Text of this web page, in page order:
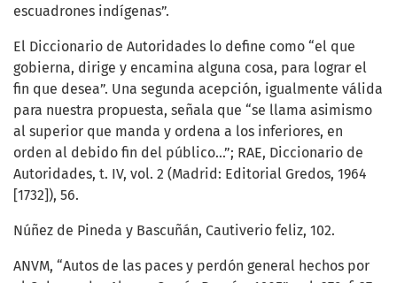
escuadrones indígenas”.
El Diccionario de Autoridades lo define como “el que
gobierna, dirige y encamina alguna cosa, para lograr el
fin que desea”. Una segunda acepción, igualmente válida
para nuestra propuesta, señala que “se llama asimismo
al superior que manda y ordena a los inferiores, en
orden al debido fin del público...”; RAE, Diccionario de
Autoridades, t. IV, vol. 2 (Madrid: Editorial Gredos, 1964
[1732]), 56.
Núñez de Pineda y Bascuñán, Cautiverio feliz, 102.
ANVM, “Autos de las paces y perdón general hechos por